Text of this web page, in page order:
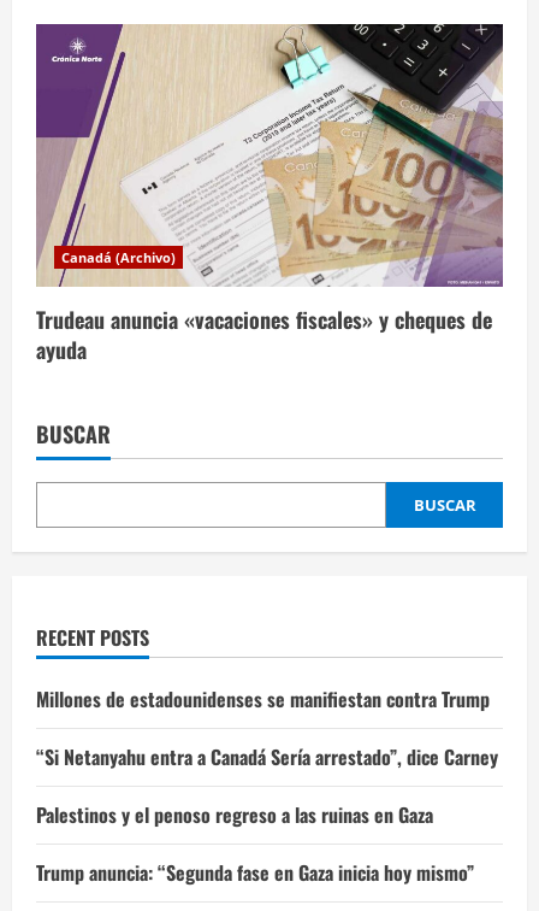
Canadá (Archivo)
Trudeau anuncia «vacaciones fiscales» y cheques de
ayuda
BUSCAR
BUSCAR
RECENT POSTS
Millones de estadounidenses se manifiestan contra Trump
“Si Netanyahu entra a Canadá Sería arrestado”, dice Carney
Palestinos y el penoso regreso a las ruinas en Gaza
Trump anuncia: “Segunda fase en Gaza inicia hoy mismo”